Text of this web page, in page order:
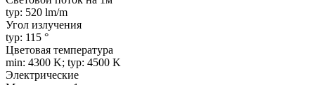
typ: 520 lm/m
Угол излучения
typ: 115 °
Цветовая температура
min: 4300 K; typ: 4500 K
Электрические